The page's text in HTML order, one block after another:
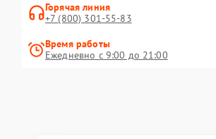
Горячая линия
+7 (800) 301-55-83
Время работы
Ежедневно с 9:00 до 21:00